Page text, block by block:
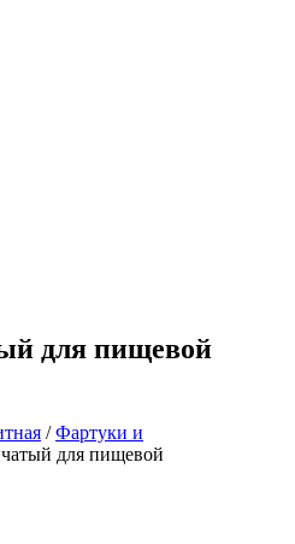
для пищевой
/Фартуки и
для пищевой